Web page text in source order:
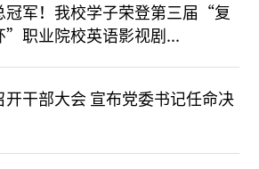
冠军！我校学子荣登第三届“复
”职业院校英语影视剧...
会 宣布党委书记任命决